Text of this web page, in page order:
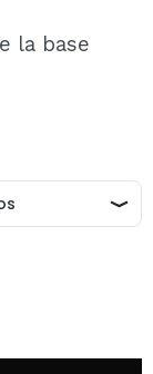
realizar
de tus
la base